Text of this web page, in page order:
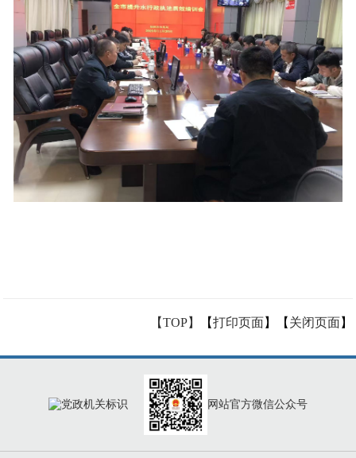
【TOP】 【打印页面】【 关闭页面】
网站官方微信公众号